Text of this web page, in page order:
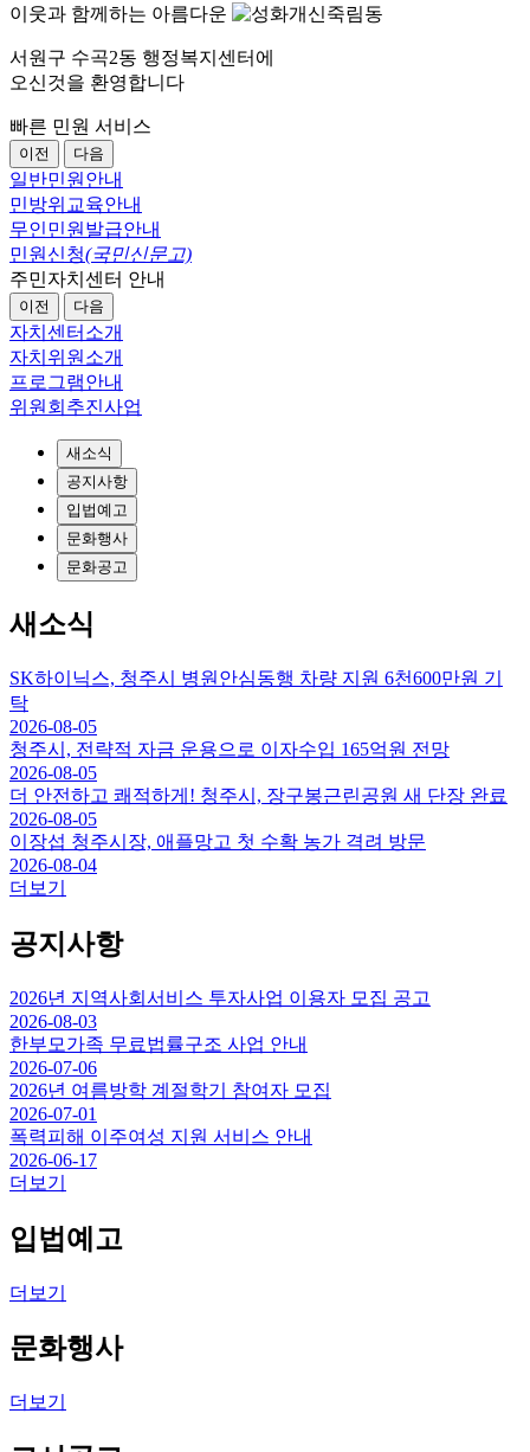
이웃과 함께하는 아름다운
서원구 수곡2동 행정복지센터에
오신것을 환영합니다
빠른 민원 서비스
이전 다음
일반민원안내
민방위교육안내
무인민원발급안내
민원신청(국민신문고)
주민자치센터 안내
이전 다음
자치센터소개
자치위원소개
프로그램안내
위원회추진사업
새소식
공지사항
입법예고
문화행사
문화공고
새소식
SK하이닉스, 청주시 병원안심동행 차량 지원 6천600만원 기
탁
2026-08-05
청주시, 전략적 자금 운용으로 이자수입 165억원 전망
2026-08-05
더 안전하고 쾌적하게! 청주시, 장구봉근린공원 새 단장 완료
2026-08-05
이장섭 청주시장, 애플망고 첫 수확 농가 격려 방문
2026-08-04
더보기
공지사항
2026년 지역사회서비스 투자사업 이용자 모집 공고
2026-08-03
한부모가족 무료법률구조 사업 안내
2026-07-06
2026년 여름방학 계절학기 참여자 모집
2026-07-01
폭력피해 이주여성 지원 서비스 안내
2026-06-17
더보기
입법예고
더보기
문화행사
더보기